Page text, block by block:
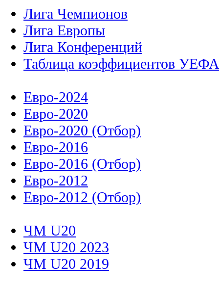
Лига Чемпионов
Лига Европы
Лига Конференций
Таблица коэффициентов УЕФА
Евро-2024
Евро-2020
Евро-2020 (Отбор)
Евро-2016
Евро-2016 (Отбор)
Евро-2012
Евро-2012 (Отбор)
ЧМ U20
ЧМ U20 2023
ЧМ U20 2019